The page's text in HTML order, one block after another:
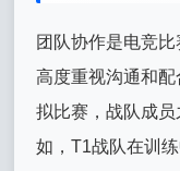
团队协作是电竞
高度重视沟通和
拟比赛，战队成
如，T1战队在训